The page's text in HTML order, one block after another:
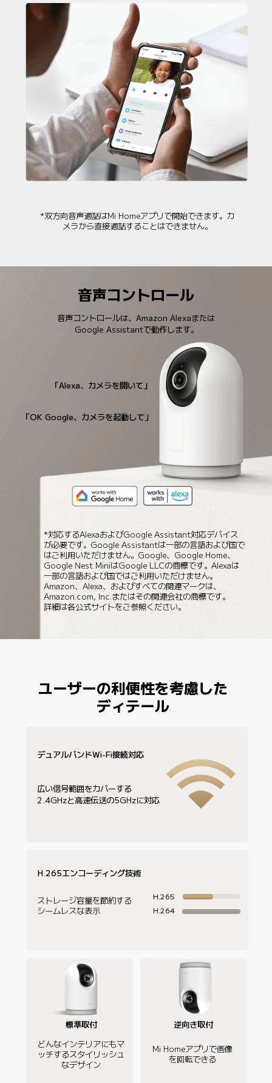
*双方向音声通話はMi Homeアプリで開始できます。カ
メラから直接通話することはできません。
音声コントロール
音声コントロールは、Amazon Alexaまたは
Google Assistantで動作します。
「Alexa、カメラを開いて」
「OK Google、カメラを起動して」
*対応するAlexaおよびGoogle Assistant対応デバイス
が必要です。Google Assistantは一部の言語および国で
はご利用いただけません。Google、Google Home、
Google Nest MiniはGoogle LLCの商標です。Alexaは
一部の言語および国ではご利用いただけません。
Amazon、Alexa、およびすべての関連マークは、
Amazon.com, Inc.またはその関連会社の商標です。
詳細は各公式サイトをご参照ください。
ユーザーの利便性を考慮した
ディテール
デュアルバンドWi-Fi接続対応
広い信号範囲をカバーする
2.4GHzと高速伝送の5GHzに対応
H.265エンコーディング技術
ストレージ容量を節約する
シームレスな表示
H.265
H.264
標準取付 逆向き取付
どんなインテリアにもマ
ッチするスタイリッシュ
なデザイン
Mi Homeアプリで画像
を回転できる